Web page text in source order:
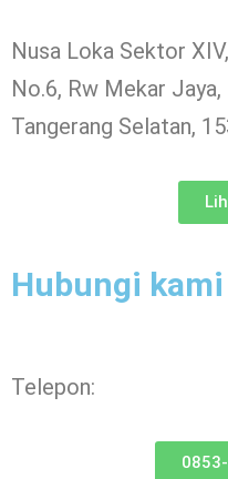
Nusa Loka Sektor
No.6, Rw Mekar Jaya,
Tangerang Selatan,
Hubungi kami
Telepon: